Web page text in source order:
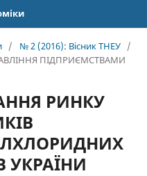
/ № 2 (2016): Вісник ТНЕУ /
ПІДПРИЄМСТВАМИ
РИНКУ
УКРАЇНИ